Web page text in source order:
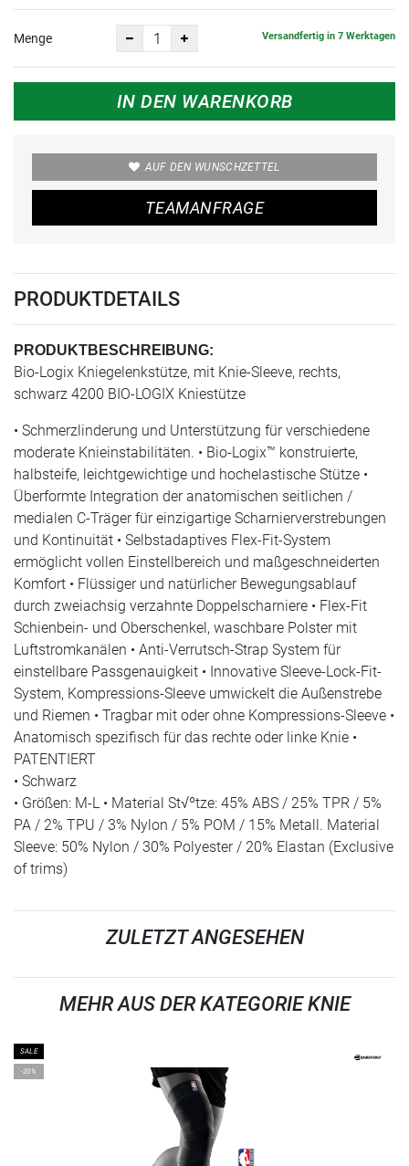
Menge Versandfertig in 7 Werktagen
IN DEN WARENKORB
AUF DEN WUNSCHZETTEL
TEAMANFRAGE
PRODUKTDETAILS
PRODUKTBESCHREIBUNG:
Bio-Logix Kniegelenkstütze, mit Knie-Sleeve, rechts,
schwarz 4200 BIO-LOGIX Kniestütze
• Schmerzlinderung und Unterstützung für verschiedene
moderate Knieinstabilitäten. • Bio-Logix™ konstruierte,
halbsteife, leichtgewichtige und hochelastische Stütze •
Überformte Integration der anatomischen seitlichen /
medialen C-Träger für einzigartige Scharnierverstrebungen
und Kontinuität • Selbstadaptives Flex-Fit-System
ermöglicht vollen Einstellbereich und maßgeschneiderten
Komfort • Flüssiger und natürlicher Bewegungsablauf
durch zweiachsig verzahnte Doppelscharniere • Flex-Fit
Schienbein- und Oberschenkel, waschbare Polster mit
Luftstromkanälen • Anti-Verrutsch-Strap System für
einstellbare Passgenauigkeit • Innovative Sleeve-Lock-Fit-
System, Kompressions-Sleeve umwickelt die Außenstrebe
und Riemen • Tragbar mit oder ohne Kompressions-Sleeve •
Anatomisch spezifisch für das rechte oder linke Knie •
PATENTIERT
• Schwarz
• Größen: M-L • Material St√ºtze: 45% ABS / 25% TPR / 5%
PA / 2% TPU / 3% Nylon / 5% POM / 15% Metall. Material
Sleeve: 50% Nylon / 30% Polyester / 20% Elastan (Exclusive
of trims)
ZULETZT ANGESEHEN
MEHR AUS DER KATEGORIE KNIE
SALE
-20%